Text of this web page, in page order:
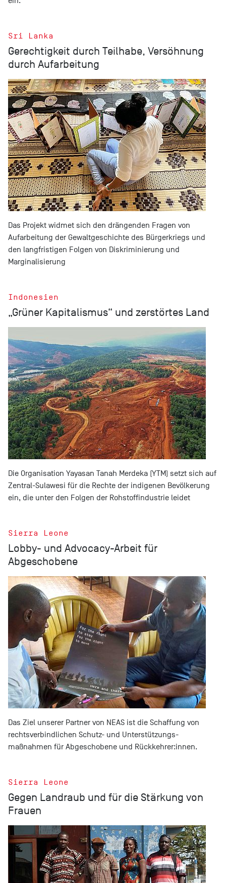
Sri Lanka
Gerechtigkeit durch Teilhabe, Versöhnung
durch Aufarbeitung
Das Projekt widmet sich den drängenden Fragen von
Aufarbeitung der Gewaltgeschichte des Bürgerkriegs und
den langfristigen Folgen von Diskriminierung und
Marginalisierung
Indonesien
„Grüner Kapitalismus“ und zerstörtes Land
Die Organisation Yayasan Tanah Merdeka (YTM) setzt sich auf
Zentral-Sulawesi für die Rechte der indigenen Bevölkerung
ein, die unter den Folgen der Rohstoffindustrie leidet
Sierra Leone
Lobby- und Advocacy-Arbeit für
Abgeschobene
Das Ziel unserer Partner von NEAS ist die Schaffung von
rechtsverbindlichen Schutz- und Unterstützungs­
maßnahmen für Abgeschobene und Rückkehrer:innen.
Sierra Leone
Gegen Landraub und für die Stärkung von
Frauen